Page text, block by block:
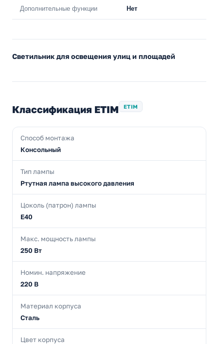
Дополнительные функции Нет
Светильник для освещения улиц и площадей
Классификация ETIM ETIM
Способ монтажа
Консольный
Тип лампы
Ртутная лампа высокого давления
Цоколь (патрон) лампы
E40
Макс. мощность лампы
250 Вт
Номин. напряжение
220 В
Материал корпуса
Сталь
Цвет корпуса